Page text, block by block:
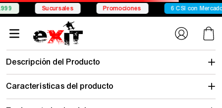
Conocé Chelsea Conocé Seven Sport Envío gratis desde
beanie-